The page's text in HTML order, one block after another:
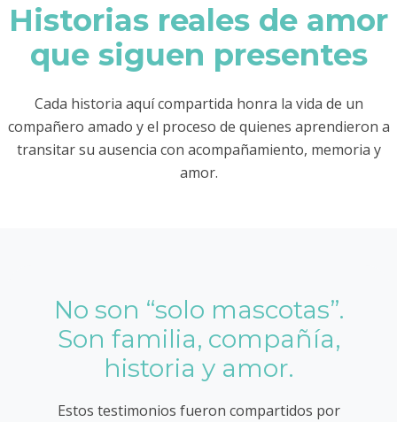
Historias reales de amor
que siguen presentes
Cada historia aquí compartida honra la vida de un
compañero amado y el proceso de quienes aprendieron a
transitar su ausencia con acompañamiento, memoria y
amor.
No son “solo mascotas”.
Son familia, compañía,
historia y amor.
Estos testimonios fueron compartidos por